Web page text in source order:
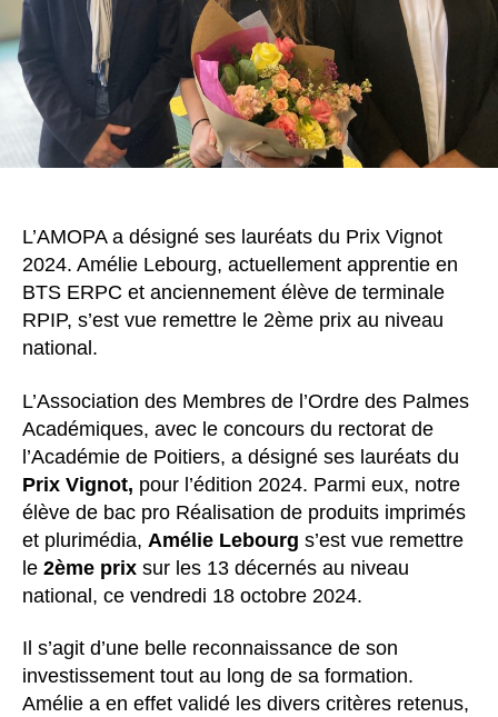
L’AMOPA a désigné ses lauréats du Prix Vignot
2024. Amélie Lebourg, actuellement apprentie en
BTS ERPC et anciennement élève de terminale
RPIP, s’est vue remettre le 2ème prix au niveau
national.
L’Association des Membres de l’Ordre des Palmes
Académiques, avec le concours du rectorat de
l’Académie de Poitiers, a désigné ses lauréats du
Prix Vignot, pour l’édition 2024. Parmi eux, notre
élève de bac pro Réalisation de produits imprimés
et plurimédia, Amélie Lebourg s’est vue remettre
le 2ème prix sur les 13 décernés au niveau
national, ce vendredi 18 octobre 2024.
Il s’agit d’une belle reconnaissance de son
investissement tout au long de sa formation.
Amélie a en effet validé les divers critères retenus,